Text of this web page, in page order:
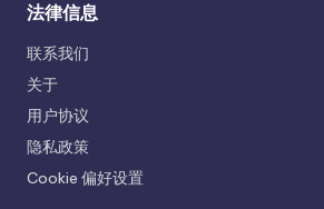
法律信息
联系我们
关于
用户协议
隐私政策
Cookie 偏好设置